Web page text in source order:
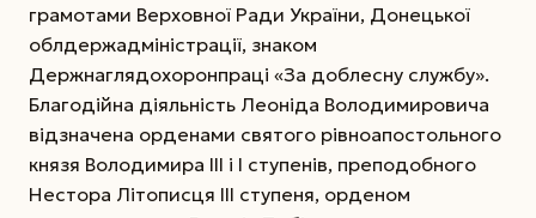
грамотами Верховної Ради України, Донецької
облдерж­адміністрації, знаком
Держнаглядохоронпраці «За доблесну службу».
Благодійна діяльність Леоніда Володимировича
відзначена орденами святого рівноапостольного
князя Володимира ІІІ і І ступенів, преподобного
Нестора Літописця ІІІ ступеня, орденом